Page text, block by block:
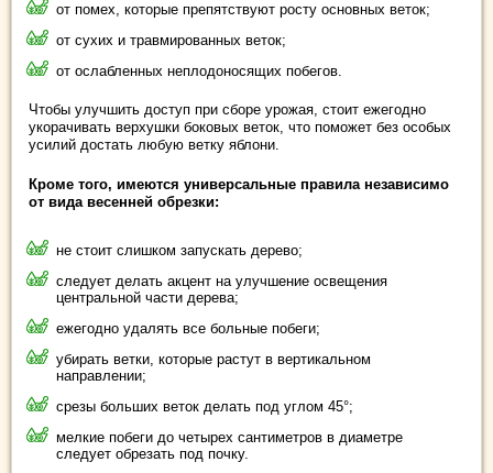
от помех, которые препятствуют росту основных веток;
от сухих и травмированных веток;
от ослабленных неплодоносящих побегов.
Чтобы улучшить доступ при сборе урожая, стоит ежегодно
укорачивать верхушки боковых веток, что поможет без особых
усилий достать любую ветку яблони.
Кроме того, имеются универсальные правила независимо
от вида весенней обрезки:
не стоит слишком запускать дерево;
следует делать акцент на улучшение освещения
центральной части дерева;
ежегодно удалять все больные побеги;
убирать ветки, которые растут в вертикальном
направлении;
срезы больших веток делать под углом 45°;
мелкие побеги до четырех сантиметров в диаметре
следует обрезать под почку.